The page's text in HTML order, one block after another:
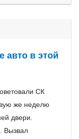
авто в этой
СК
же неделю
двери.
Вызвал